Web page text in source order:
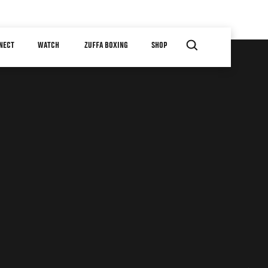
WATCH ZUFFA BOXING SHOP